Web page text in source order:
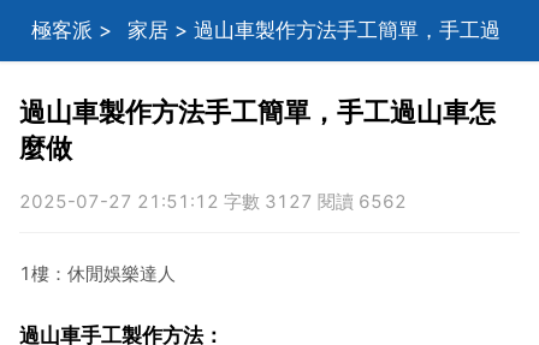
極客派 > 家居 > 過山車製作方法手工簡單，手工過
過山車製作方法手工簡單，手工過山車怎
麼做
2025-07-27 21:51:12 字數 3127 閱讀 6562
1樓：休閒娛樂達人
過山車手工製作方法：